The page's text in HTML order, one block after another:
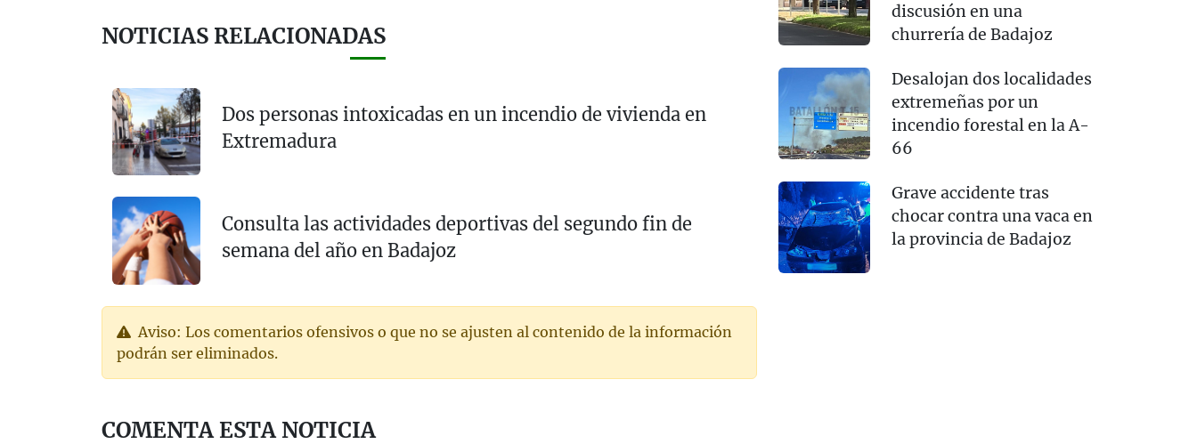
NOTICIAS RELACIONADAS
Dos personas intoxicadas en un incendio de vivienda en
Extremadura
Consulta las actividades deportivas del segundo fin de
semana del año en Badajoz
Aviso: Los comentarios ofensivos o que no se ajusten al contenido de la información
podrán ser eliminados.
COMENTA ESTA NOTICIA
discusión en una
churrería de Badajoz
Desalojan dos localidades
extremeñas por un
incendio forestal en la A-
66
Grave accidente tras
chocar contra una vaca en
la provincia de Badajoz